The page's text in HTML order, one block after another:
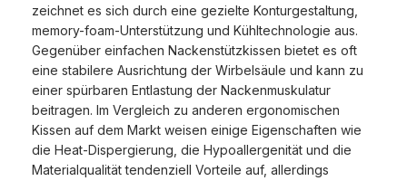
zeichnet es sich durch eine gezielte Konturgestaltung,
memory-foam-Unterstützung und Kühltechnologie aus.
Gegenüber einfachen Nackenstützkissen bietet es oft
eine stabilere Ausrichtung der Wirbelsäule und kann zu
einer spürbaren Entlastung der Nackenmuskulatur
beitragen. Im Vergleich zu anderen ergonomischen
Kissen auf dem Markt weisen einige Eigenschaften wie
die Heat-Dispergierung, die Hypoallergenität und die
Materialqualität tendenziell Vorteile auf, allerdings